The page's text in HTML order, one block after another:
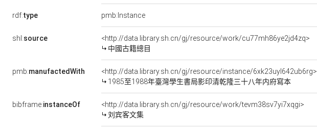
rdf:type pmb:Instance
shl:source
<http://data.library.sh.cn/gj/resource/work/cu77mh86ye2jd4zq>
中國古籍總目
pmb:manufactedWith
<http://data.library.sh.cn/gj/resource/instance/6xk23uyl642ub6rg>
1985至1988年臺灣學生書局影印清乾隆三十八年内府寫本
bibframe:instanceOf
<http://data.library.sh.cn/gj/resource/work/tevm38sv7yi7xqgi>
刘宾客文集